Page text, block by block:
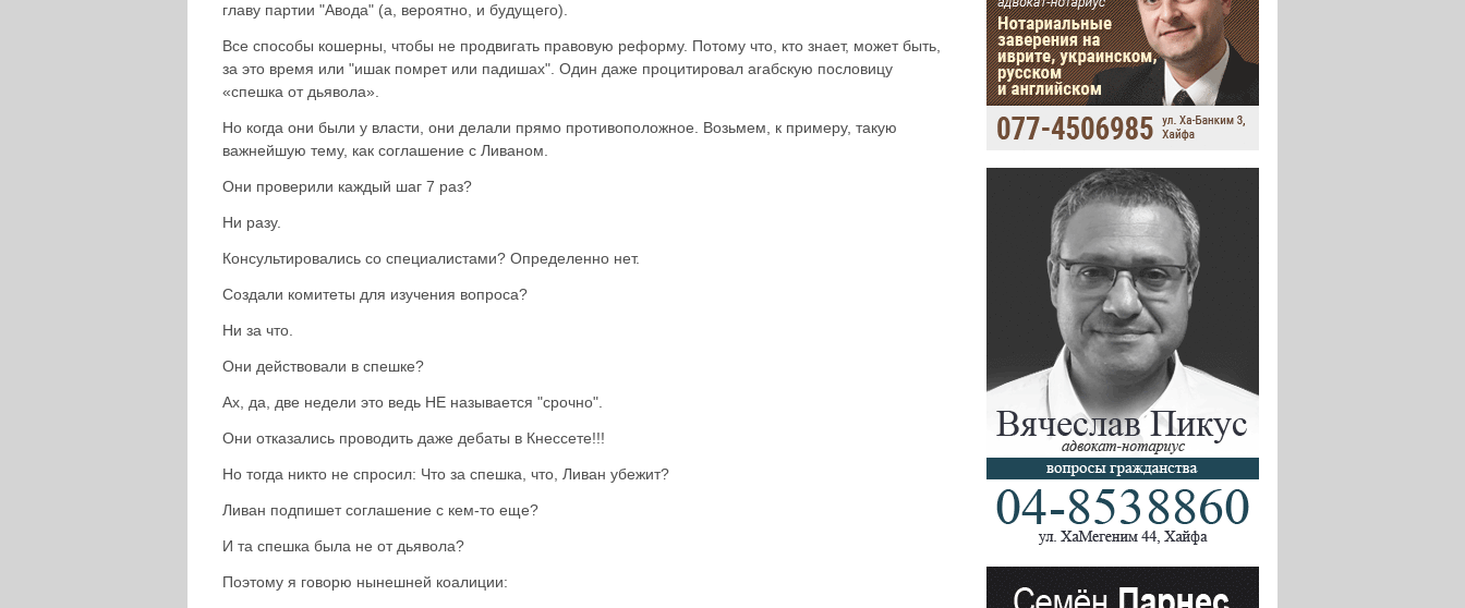
главу партии "Авода" (а, вероятно, и будущего).
Все способы кошерны, чтобы не продвигать правовую реформу. Потому что, кто знает, может быть,
за это время или "ишак помрет или падишах". Один даже процитировал аrабскую пословицу
«спешка от дьявола».
Но когда они были у власти, они делали прямо противоположное. Возьмем, к примеру, такую ​​
важнейшую тему, как соглашение с Ливаном.
Они проверили каждый шаг 7 раз?
Ни разу.
Консультировались со специалистами? Определенно нет.
Создали комитеты для изучения вопроса?
Ни за что.
Они действовали в спешке?
Ах, да, две недели это ведь НЕ называется "срочно".
Они отказались проводить даже дебаты в Кнессете!!!
Но тогда никто не спросил: Что за спешка, что, Ливан убежит?
Ливан подпишет соглашение с кем-то еще?
И та спешка была не от дьявола?
Поэтому я говорю нынешней коалиции: